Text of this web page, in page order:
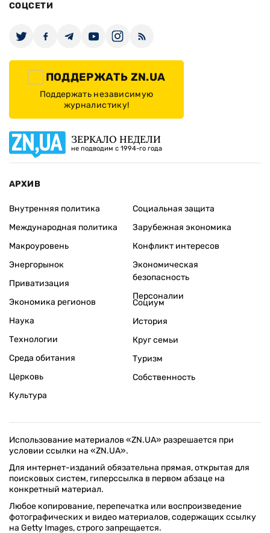
СОЦСЕТИ
ПОДДЕРЖАТЬ ZN.UA
Поддержать независимую
журналистику!
ЗЕРКАЛО НЕДЕЛИ
не подводим с 1994-го года
АРХИВ
Внутренняя политика
Международная политика
Макроуровень
Энергорынок
Приватизация
Экономика регионов
Социальная защита
Зарубежная экономика
Конфликт интересов
Экономическая
безопасность
Персоналии
Наука
Технологии
Среда обитания
Церковь
Культура
Социум
История
Круг семьи
Туризм
Собственность
Использование материалов «ZN.UA» разрешается при
условии ссылки на «ZN.UA».
Для интернет-изданий обязательна прямая, открытая для
поисковых систем, гиперссылка в первом абзаце на
конкретный материал.
Любое копирование, перепечатка или воспроизведение
фотографических и видео материалов, содержащих ссылку
на Getty Images, строго запрещается.